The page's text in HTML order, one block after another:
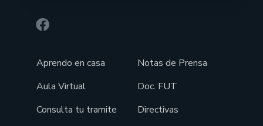
Aprendo en casa
Aula Virtual
Consulta tu tramite
Notas de Prensa
Doc. FUT
Directivas